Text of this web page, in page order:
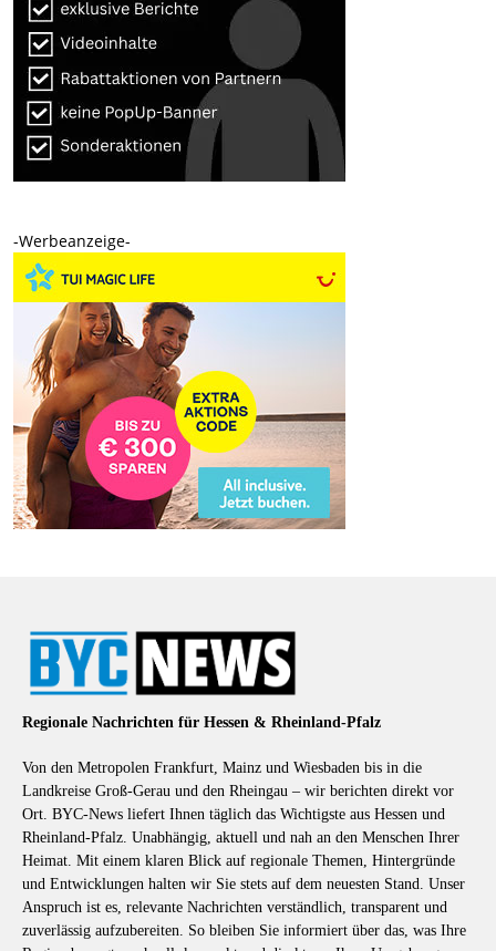
-Werbeanzeige-
Regionale Nachrichten für Hessen & Rheinland-Pfalz
Von den Metropolen Frankfurt, Mainz und Wiesbaden bis in die
Landkreise Groß-Gerau und den Rheingau – wir berichten direkt vor
Ort. BYC-News liefert Ihnen täglich das Wichtigste aus Hessen und
Rheinland-Pfalz. Unabhängig, aktuell und nah an den Menschen Ihrer
Heimat. Mit einem klaren Blick auf regionale Themen, Hintergründe
und Entwicklungen halten wir Sie stets auf dem neuesten Stand. Unser
Anspruch ist es, relevante Nachrichten verständlich, transparent und
zuverlässig aufzubereiten. So bleiben Sie informiert über das, was Ihre